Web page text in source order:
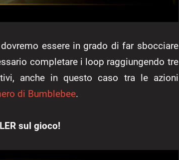
essere in grado di far sbocciare
completare i loop raggiungendo tre
anche in questo caso tra le azioni
di Bumblebee.
sul gioco!